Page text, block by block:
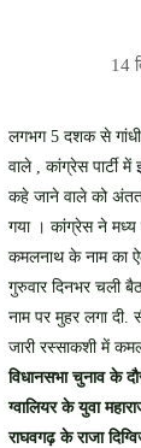
14
लगभग 5 दशक से गांधी
वाले , कांग्रेस पार्टी
कहे जाने वाले को
गया । कांग्रेस ने
कमलनाथ के नाम का
गुरुवार दिनभर चली
नाम पर मुहर लगा दी.
जारी रस्साकशी में
विधानसभा चुनाव के
ग्वालियर के युवा
राघवगढ़ के राजा